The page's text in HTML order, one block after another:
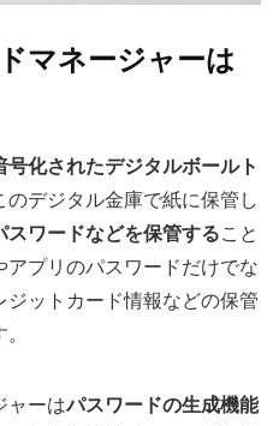
マネージャーは
号化されたデジタルボールト
のデジタル金庫で紙に保管し
スワードなどを保管すること
プリのパスワードだけでな
ジットカード情報などの保管
ャーはパスワードの生成機能